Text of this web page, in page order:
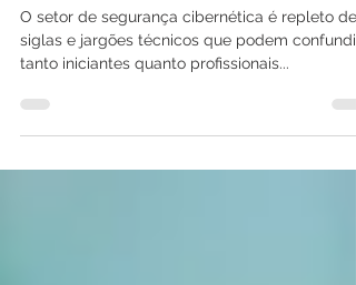
Segurança de TI
O setor de segurança cibernética é repleto de
tanto iniciantes quanto profissionais...